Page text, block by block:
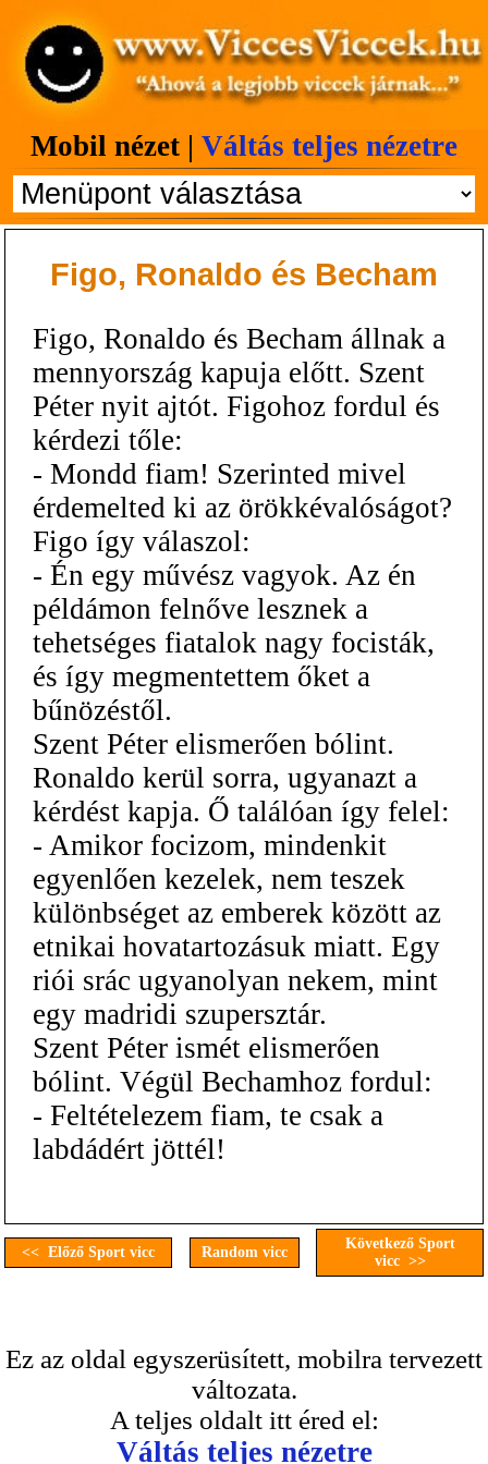
Mobil nézet | Váltás teljes nézetre
Figo, Ronaldo és Becham
Figo, Ronaldo és Becham állnak a
mennyország kapuja előtt. Szent
Péter nyit ajtót. Figohoz fordul és
kérdezi tőle:
- Mondd fiam! Szerinted mivel
érdemelted ki az örökkévalóságot?
Figo így válaszol:
- Én egy művész vagyok. Az én
példámon felnőve lesznek a
tehetséges fiatalok nagy focisták,
és így megmentettem őket a
bűnözéstől.
Szent Péter elismerően bólint.
Ronaldo kerül sorra, ugyanazt a
kérdést kapja. Ő találóan így felel:
- Amikor focizom, mindenkit
egyenlően kezelek, nem teszek
különbséget az emberek között az
etnikai hovatartozásuk miatt. Egy
riói srác ugyanolyan nekem, mint
egy madridi szupersztár.
Szent Péter ismét elismerően
bólint. Végül Bechamhoz fordul:
- Feltételezem fiam, te csak a
labdádért jöttél!
<< Előző Sport vicc Random vicc
Következő Sport
vicc >>
Ez az oldal egyszerüsített, mobilra tervezett
változata.
A teljes oldalt itt éred el:
Váltás teljes nézetre